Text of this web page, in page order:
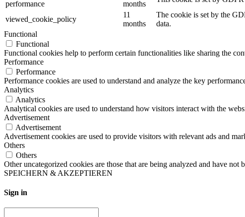
performance
months
viewed_cookie_policy
11
months
The cookie is set by the
data.
Functional
Functional
Functional cookies help to perform certain functionalities like sharing the
Performance
Performance
Performance cookies are used to understand and analyze the key
Analytics
Analytics
Analytical cookies are used to understand how visitors interact with the
Advertisement
Advertisement
Advertisement cookies are used to provide visitors with relevant ads and
Others
Others
Other uncategorized cookies are those that are being analyzed and have not
SPEICHERN & AKZEPTIEREN
Sign in